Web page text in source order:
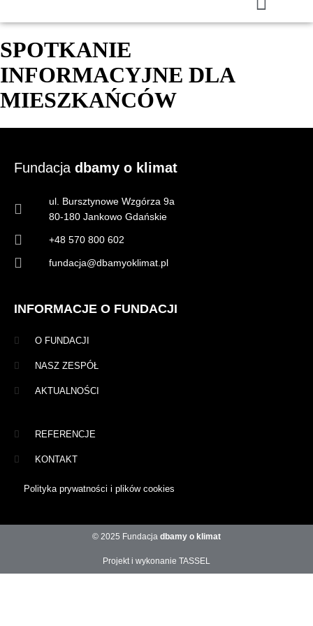
SPOTKANIE
INFORMACYJNE DLA
MIESZKAŃCÓW
Fundacja dbamy o klimat
ul. Bursztynowe Wzgórza 9a
80-180 Jankowo Gdańskie
+48 570 800 602
fundacja@dbamyoklimat.pl
INFORMACJE O FUNDACJI
O FUNDACJI
NASZ ZESPÓŁ
AKTUALNOŚCI
REFERENCJE
KONTAKT
Polityka prywatności i plików cookies
© 2025 Fundacja dbamy o klimat
Projekt i wykonanie TASSEL